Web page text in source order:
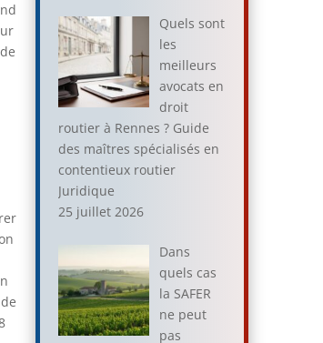
Quels sont
les
meilleurs
avocats en
droit
routier à Rennes ? Guide
des maîtres spécialisés en
contentieux routier
Juridique
25 juillet 2026
Dans
quels cas
la SAFER
ne peut
pas